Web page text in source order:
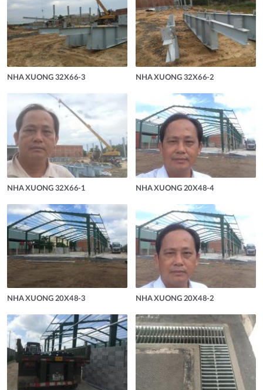
NHA XUONG 32X66-3 NHA XUONG 32X66-2
NHA XUONG 32X66-1 NHA XUONG 20X48-4
NHA XUONG 20X48-3 NHA XUONG 20X48-2